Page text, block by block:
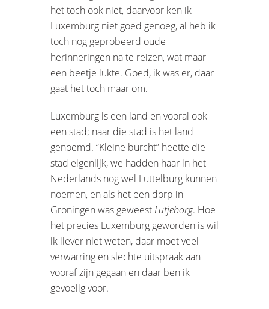
het toch ook niet, daarvoor ken ik
Luxemburg niet goed genoeg, al heb ik
toch nog geprobeerd oude
herinneringen na te reizen, wat maar
een beetje lukte. Goed, ik was er, daar
gaat het toch maar om.
Luxemburg is een land en vooral ook
een stad; naar die stad is het land
genoemd. “Kleine burcht” heette die
stad eigenlijk, we hadden haar in het
Nederlands nog wel Luttelburg kunnen
noemen, en als het een dorp in
Groningen was geweest Lutjeborg. Hoe
het precies Luxemburg geworden is wil
ik liever niet weten, daar moet veel
verwarring en slechte uitspraak aan
vooraf zijn gegaan en daar ben ik
gevoelig voor.